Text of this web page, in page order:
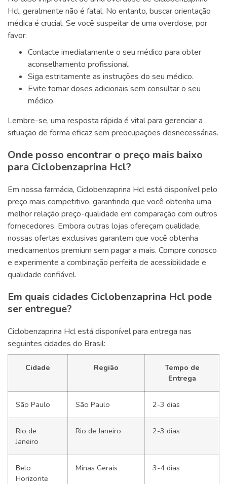
Hcl, geralmente não é fatal. No entanto, buscar orientação
médica é crucial. Se você suspeitar de uma overdose, por
favor:
Contacte imediatamente o seu médico para obter
aconselhamento profissional.
Siga estritamente as instruções do seu médico.
Evite tomar doses adicionais sem consultar o seu
médico.
Lembre-se, uma resposta rápida é vital para gerenciar a
situação de forma eficaz sem preocupações desnecessárias.
Onde posso encontrar o preço mais baixo
para Ciclobenzaprina Hcl?
Em nossa farmácia, Ciclobenzaprina Hcl está disponível pelo
preço mais competitivo, garantindo que você obtenha uma
melhor relação preço-qualidade em comparação com outros
fornecedores. Embora outras lojas ofereçam qualidade,
nossas ofertas exclusivas garantem que você obtenha
medicamentos premium sem pagar a mais. Compre conosco
e experimente a combinação perfeita de acessibilidade e
qualidade confiável.
Em quais cidades Ciclobenzaprina Hcl pode
ser entregue?
Ciclobenzaprina Hcl está disponível para entrega nas
seguintes cidades do Brasil:
Cidade Região
Tempo de
Entrega
São Paulo São Paulo 2-3 dias
Rio de
Janeiro
Rio de Janeiro 2-3 dias
Belo
Horizonte
Minas Gerais 3-4 dias